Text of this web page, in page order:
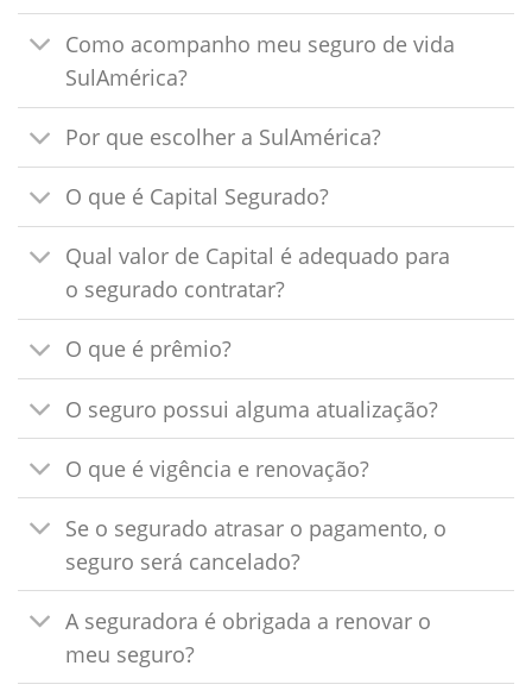
Como acompanho meu seguro de vida
SulAmérica?
Por que escolher a SulAmérica?
O que é Capital Segurado?
Qual valor de Capital é adequado para
o segurado contratar?
O que é prêmio?
O seguro possui alguma atualização?
O que é vigência e renovação?
Se o segurado atrasar o pagamento, o
seguro será cancelado?
A seguradora é obrigada a renovar o
meu seguro?